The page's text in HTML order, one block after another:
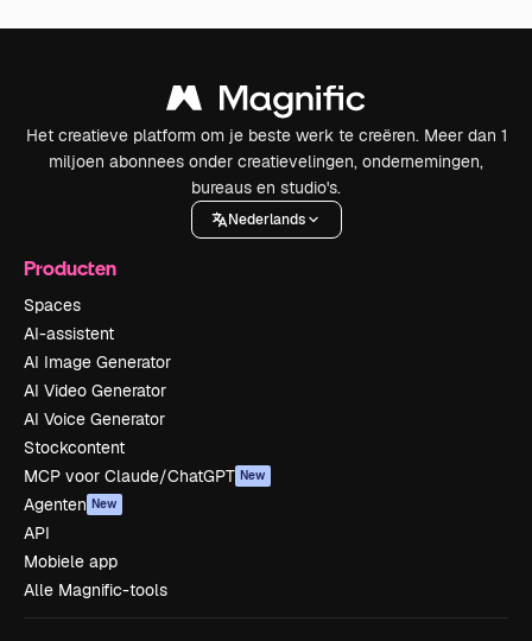
Het creatieve platform om je beste werk te creëren. Meer dan 1
miljoen abonnees onder creatievelingen, ondernemingen,
bureaus en studio's.
Nederlands
Producten
Spaces
AI-assistent
AI Image Generator
AI Video Generator
AI Voice Generator
Stockcontent
MCP voor Claude/ChatGPT New
Agenten New
API
Mobiele app
Alle Magnific-tools